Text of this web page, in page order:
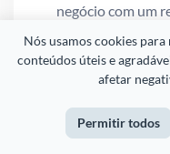
Nós usamos cookies
conteúdos úteis e
afetar
Permitir todos
negócio com um
quantas pessoas